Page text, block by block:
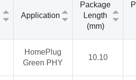
Application
Package
Length
(mm)
HomePlug
Green PHY
10.10